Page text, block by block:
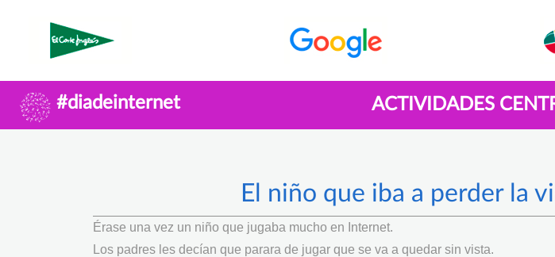
#diadeinternet ACTIVIDADES
El niño que iba a perder la
Érase una vez un niño que jugaba mucho en Internet.
Los padres les decían que parara de jugar que se va a quedar sin vista.